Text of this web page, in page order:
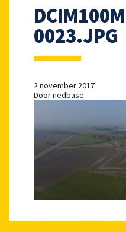
0023.JPG
2 november 2017
Doornedbase